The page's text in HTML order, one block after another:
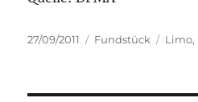
Posted
27/09/2011 Categories
Fundstück Tags
Limo,